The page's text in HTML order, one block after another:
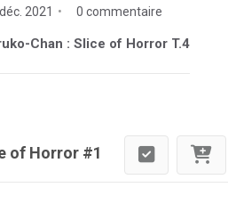
2021 0 commentaire
Chan : Slice of Horror T.4
of Horror #1